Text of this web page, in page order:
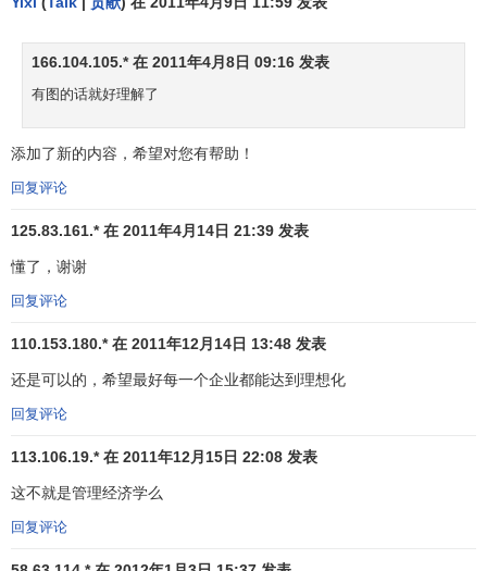
166.104.105.* 在 2011年4月8日 09:16 发表
有图的话就好理解了
添加了新的内容，希望对您有帮助！
回复评论
125.83.161.* 在 2011年4月14日 21:39 发表
懂了，谢谢
回复评论
110.153.180.* 在 2011年12月14日 13:48 发表
还是可以的，希望最好每一个企业都能达到理想化
回复评论
113.106.19.* 在 2011年12月15日 22:08 发表
这不就是管理经济学么
回复评论